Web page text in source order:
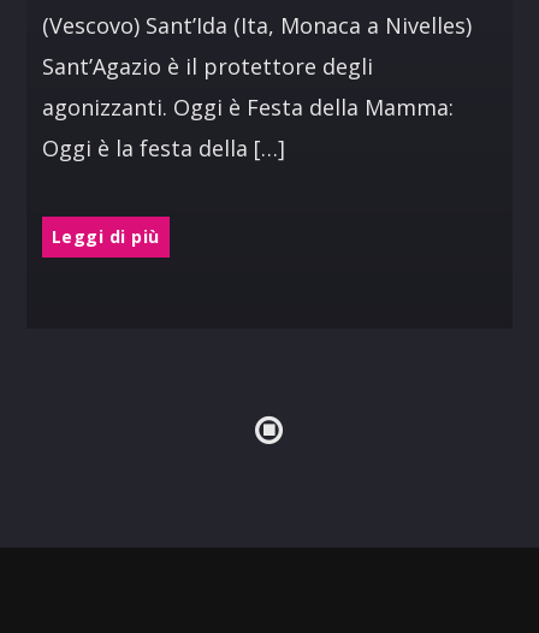
(Vescovo) Sant’Ida (Ita, Monaca a Nivelles)
Sant’Agazio è il protettore degli
agonizzanti. Oggi è Festa della Mamma:
Oggi è la festa della […]
Leggi di più